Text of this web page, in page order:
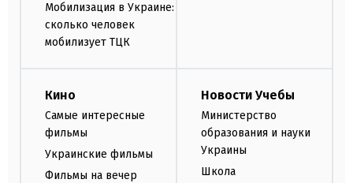
Мобилизация в Украине:
сколько человек
мобилизует ТЦК
Кино
Самые интересные
фильмы
Украинские фильмы
Фильмы на вечер
Новости Учебы
Министерство
образования и науки
Украины
Школа